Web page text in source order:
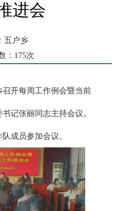
进会
五户乡
： 175次
召开每周工作例会暨当前
记张丽同志主持会议。
成员参加会议。